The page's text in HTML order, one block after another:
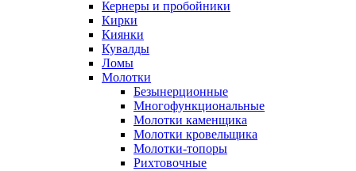
Кернеры и пробойники
Кирки
Киянки
Кувалды
Ломы
Молотки
Безынерционные
Многофункциональные
Молотки каменщика
Молотки кровельщика
Молотки-топоры
Рихтовочные